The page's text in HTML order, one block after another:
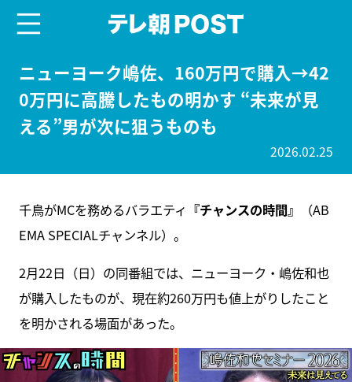
ニューヨーク嶋佐、160万円で購入→42
0万円に高騰したもの明かす “未来が見
える”男が次に狙うものも
2026.02.25
千鳥がMCを務めるバラエティ 『チャンスの時間』
（AB
EMA SPECIALチャンネル）。
2月22日（日）の同番組では、ニューヨーク・嶋佐和也
が購入したものが、現在約260万円も値上がりしたこと
を明かされる場面があった。